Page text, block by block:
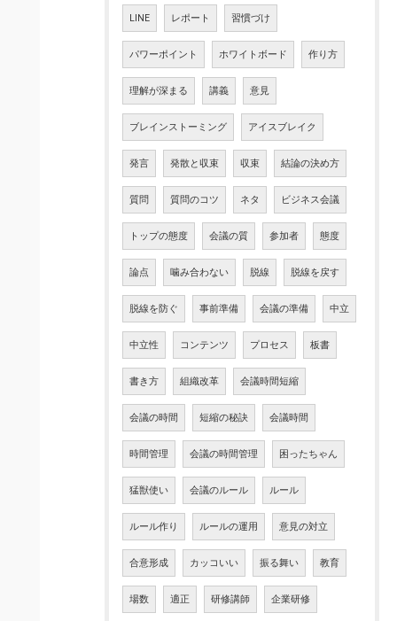
LINE レポート 習慣づけ
パワーポイント ホワイトボード 作り方
理解が深まる 講義 意見
ブレインストーミング アイスブレイク
発言 発散と収束 収束 結論の決め方
質問 質問のコツ ネタ ビジネス会議
トップの態度 会議の質 参加者 態度
論点 噛み合わない 脱線 脱線を戻す
脱線を防ぐ 事前準備 会議の準備 中立
中立性 コンテンツ プロセス 板書
書き方 組織改革 会議時間短縮
会議の時間 短縮の秘訣 会議時間
時間管理 会議の時間管理 困ったちゃん
猛獣使い 会議のルール ルール
ルール作り ルールの運用 意見の対立
合意形成 カッコいい 振る舞い 教育
場数 適正 研修講師 企業研修